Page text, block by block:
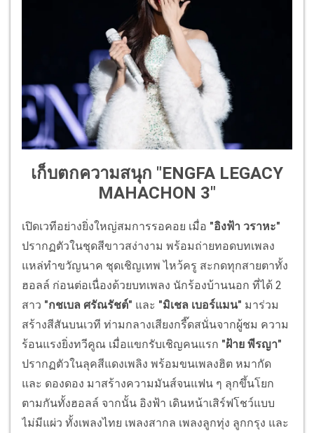
เก็บตกความสนุก "ENGFA LEGACY
MAHACHON 3"
เปิดเวทีอย่างยิ่งใหญ่สมการรอคอย เมื่อ "อิงฟ้า วราหะ"
ปรากฏตัวในชุดสีขาวสง่างาม พร้อมถ่ายทอดบทเพลง
แหล่ทำขวัญนาค ชุดเชิญเทพ ไหว้ครู สะกดทุกสายตาทั้ง
ฮอลล์ ก่อนต่อเนื่องด้วยบทเพลง นักร้องบ้านนอก ที่ได้ 2
สาว "กชเบล ศรัณรัชต์" และ "มิเชล เบอร์แมน" มาร่วม
สร้างสีสันบนเวที ท่ามกลางเสียงกรี๊ดสนั่นจากผู้ชม ความ
ร้อนแรงยิ่งทวีคูณ เมื่อแขกรับเชิญคนแรก "ฝ้าย พีรญา"
ปรากฏตัวในลุคสีแดงเพลิง พร้อมขนเพลงฮิต หมากัด
และ ดองดอง มาสร้างความมันส์จนแฟน ๆ ลุกขึ้นโยก
ตามกันทั้งฮอลล์ จากนั้น อิงฟ้า เดินหน้าเสิร์ฟโชว์แบบ
ไม่มีแผ่ว ทั้งเพลงไทย เพลงสากล เพลงลูกทุ่ง ลูกกรุง และ